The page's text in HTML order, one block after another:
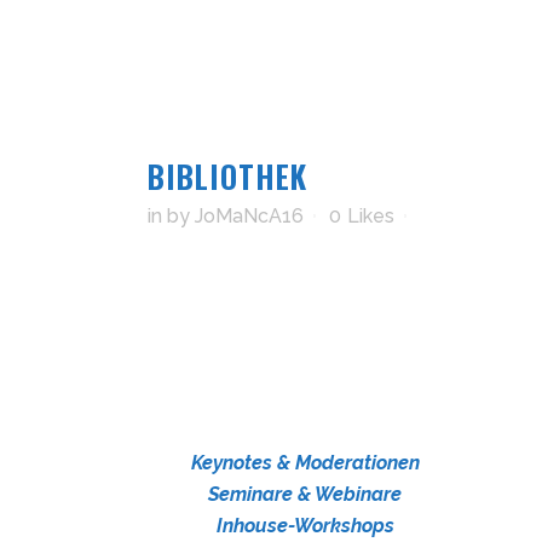
BIBLIOTHEK
in by JoMaNcA16 0 Likes
Keynotes & Moderationen
Seminare & Webinare
Inhouse-Workshops